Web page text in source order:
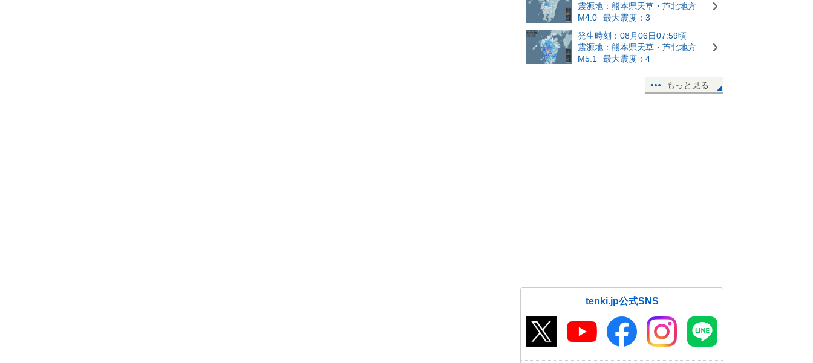
震源地：熊本県天草・芦北地方
M4.0
最大震度：3
発生時刻：08月06日07:59頃
震源地：熊本県天草・芦北地方
M5.1
最大震度：4
もっと見る
tenki.jp公式SNS